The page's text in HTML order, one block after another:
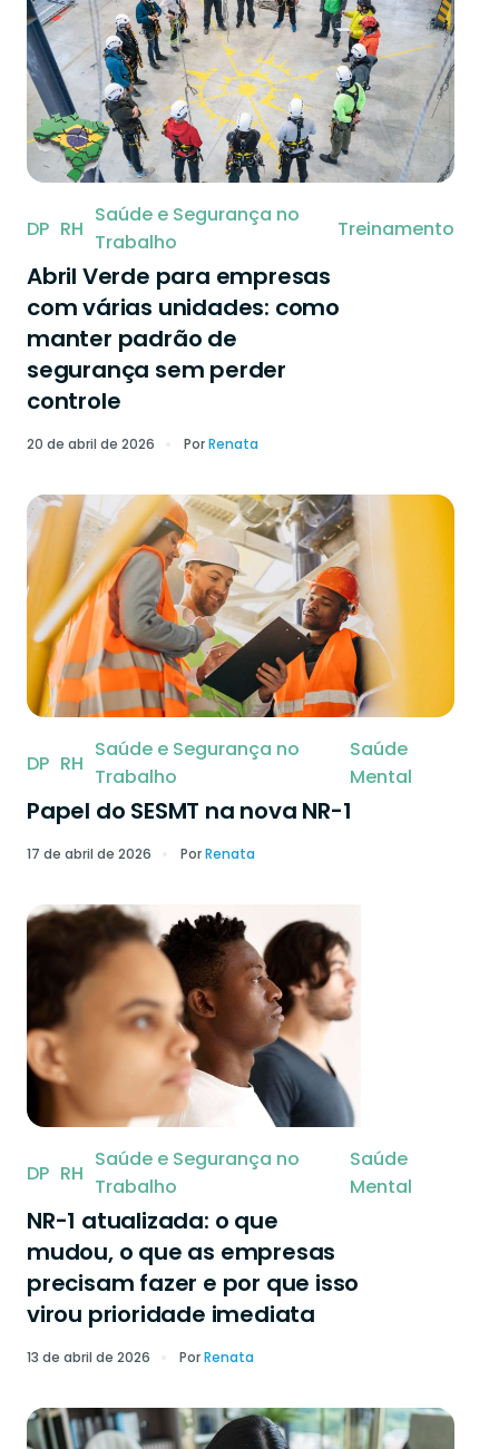
DP RH
Saúde e Segurança no
Trabalho
Treinamento
Abril Verde para empresas
com várias unidades: como
manter padrão de
segurança sem perder
controle
20 de abril de 2026 PorRenata
DP RH
Saúde e Segurança no
Trabalho
Saúde
Mental
Papel do SESMT na nova NR-1
17 de abril de 2026 PorRenata
DP RH
Saúde e Segurança no
Trabalho
Saúde
Mental
NR-1 atualizada: o que
mudou, o que as empresas
precisam fazer e por que isso
virou prioridade imediata
13 de abril de 2026 PorRenata